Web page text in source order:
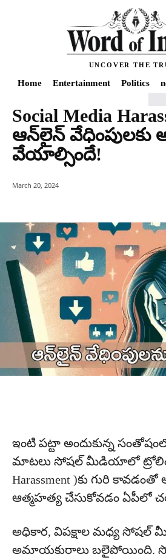
UNCOVER THE
Home Entertainment Politics
Home Social Media Harassment: ఆన్‌లైన్
Social Media
ఆన్‌లైన్ వేధింపులకు
వేయాల్సిందే!
March 20, 2024
ఇంటి పట్టా అందుకున్న
మాటలు సోషల్ మీడియాలో
Harassment )కు గురి
ఆత్మహత్య చేసుకోవడం ఏపీలో
అధికార, విపక్షాల మధ్య సోషల్
అమాయకురాలు బలైపోయింది.